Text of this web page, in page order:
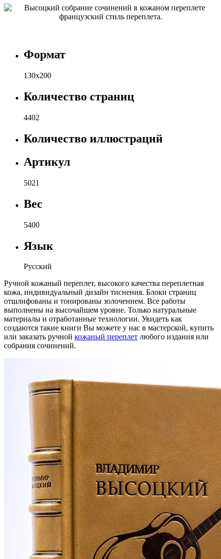
Формат
130х200
Количество страниц
4402
Количество иллюстраций
Артикул
5021
Вес
5400
Язык
Русский
Ручной кожаный переплет, высокого качества переплетная
кожа, индивидуальный дизайн тиснения. Блоки страниц
отшлифованы и тонированы золочением. Все работы
выполнены на высочайшем уровне. Только натуральные
материалы и отработанные технологии. Увидеть как
создаются такие книги Вы можете у нас в мастерской, купить
или заказать ручной кожаный переплет любого издания или
собрания сочинений.